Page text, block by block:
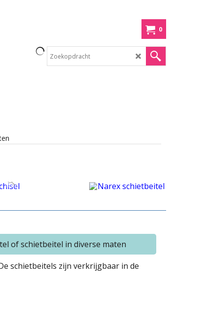
0
of schietbeitel in diverse maten
schietbeitels zijn verkrijgbaar in de